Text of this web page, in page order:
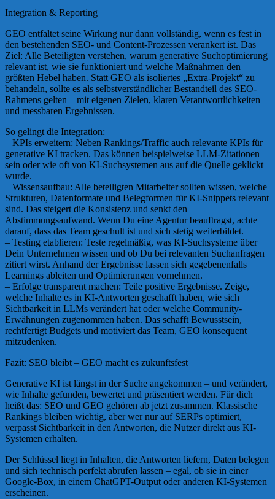
Integration & Reporting
GEO entfaltet seine Wirkung nur dann vollständig, wenn es fest in
den bestehenden SEO- und Content-Prozessen verankert ist. Das
Ziel: Alle Beteiligten verstehen, warum generative Suchoptimierung
relevant ist, wie sie funktioniert und welche Maßnahmen den
größten Hebel haben. Statt GEO als isoliertes „Extra-Projekt“ zu
behandeln, sollte es als selbstverständlicher Bestandteil des SEO-
Rahmens gelten – mit eigenen Zielen, klaren Verantwortlichkeiten
und messbaren Ergebnissen.
So gelingt die Integration:
– KPIs erweitern: Neben Rankings/Traffic auch relevante KPIs für
generative KI tracken. Das können beispielweise LLM-Zitationen
sein oder wie oft von KI-Suchsystemen aus auf die Quelle geklickt
wurde.
– Wissensaufbau: Alle beteiligten Mitarbeiter sollten wissen, welche
Strukturen, Datenformate und Belegformen für KI-Snippets relevant
sind. Das steigert die Konsistenz und senkt den
Abstimmungsaufwand. Wenn Du eine Agentur beauftragst, achte
darauf, dass das Team geschult ist und sich stetig weiterbildet.
– Testing etablieren: Teste regelmäßig, was KI-Suchsysteme über
Dein Unternehmen wissen und ob Du bei relevanten Suchanfragen
zitiert wirst. Anhand der Ergebnisse lassen sich gegebenenfalls
Learnings ableiten und Optimierungen vornehmen.
– Erfolge transparent machen: Teile positive Ergebnisse. Zeige,
welche Inhalte es in KI-Antworten geschafft haben, wie sich
Sichtbarkeit in LLMs verändert hat oder welche Community-
Erwähnungen zugenommen haben. Das schafft Bewusstsein,
rechtfertigt Budgets und motiviert das Team, GEO konsequent
mitzudenken.
Fazit: SEO bleibt – GEO macht es zukunftsfest
Generative KI ist längst in der Suche angekommen – und verändert,
wie Inhalte gefunden, bewertet und präsentiert werden. Für dich
heißt das: SEO und GEO gehören ab jetzt zusammen. Klassische
Rankings bleiben wichtig, aber wer nur auf SERPs optimiert,
verpasst Sichtbarkeit in den Antworten, die Nutzer direkt aus KI-
Systemen erhalten.
Der Schlüssel liegt in Inhalten, die Antworten liefern, Daten belegen
und sich technisch perfekt abrufen lassen – egal, ob sie in einer
Google-Box, in einem ChatGPT-Output oder anderen KI-Systemen
erscheinen.